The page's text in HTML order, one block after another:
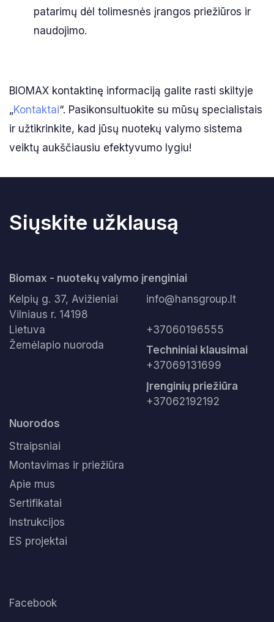
patarimų dėl tolimesnės įrangos priežiūros ir
naudojimo.
BIOMAX kontaktinę informaciją galite rasti skiltyje
„Kontaktai“. Pasikonsultuokite su mūsų specialistais
ir užtikrinkite, kad jūsų nuotekų valymo sistema
veiktų aukščiausiu efektyvumo lygiu!
Siųskite užklausą
Biomax - nuotekų valymo įrenginiai
Kelpių g. 37, Avižieniai
Vilniaus r. 14198
Lietuva
Žemėlapio nuoroda
info@hansgroup.lt
+37060196555
Techniniai klausimai
+37069131699
Įrenginių priežiūra
+37062192192
Nuorodos
Straipsniai
Montavimas ir priežiūra
Apie mus
Sertifikatai
Instrukcijos
ES projektai
Facebook